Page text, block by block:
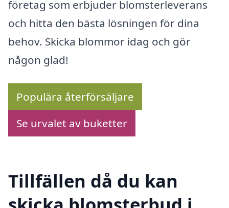
företag som erbjuder blomsterleverans
och hitta den bästa lösningen för dina
behov. Skicka blommor idag och gör
någon glad!
Populära återförsäljare
Se urvalet av buketter
Tillfällen då du kan